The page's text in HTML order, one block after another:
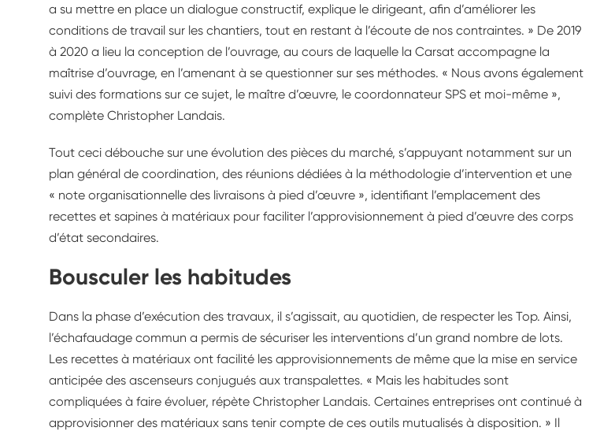
a su mettre en place un dialogue constructif, explique le dirigeant, afin d’améliorer les
conditions de travail sur les chantiers, tout en restant à l’écoute de nos contraintes. » De 2019
à 2020 a lieu la conception de l’ouvrage, au cours de laquelle la Carsat accompagne la
maîtrise d’ouvrage, en l’amenant à se questionner sur ses méthodes. « Nous avons également
suivi des formations sur ce sujet, le maître d’œuvre, le coordonnateur SPS et moi-même »,
complète Christopher Landais.
Tout ceci débouche sur une évolution des pièces du marché, s’appuyant notamment sur un
plan général de coordination, des réunions dédiées à la méthodologie d’intervention et une
« note organisationnelle des livraisons à pied d’œuvre », identifiant l’emplacement des
recettes et sapines à matériaux pour faciliter l’approvisionnement à pied d’œuvre des corps
d’état secondaires.
Bousculer les habitudes
Dans la phase d’exécution des travaux, il s’agissait, au quotidien, de respecter les Top. Ainsi,
l’échafaudage commun a permis de sécuriser les interventions d’un grand nombre de lots.
Les recettes à matériaux ont facilité les approvisionnements de même que la mise en service
anticipée des ascenseurs conjugués aux transpalettes. « Mais les habitudes sont
compliquées à faire évoluer, répète Christopher Landais. Certaines entreprises ont continué à
approvisionner des matériaux sans tenir compte de ces outils mutualisés à disposition. » Il